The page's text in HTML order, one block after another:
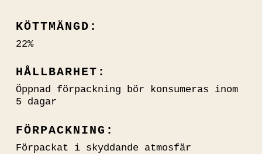
KÖTTMÄNGD:
22%
HÅLLBARHET:
Öppnad förpackning bör konsumeras inom
5 dagar
FÖRPACKNING:
Förpackat i skyddande atmosfär